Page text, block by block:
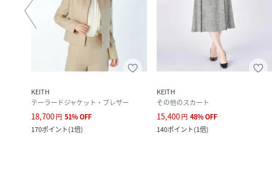
KEITH
テーラードジャケット・ブレザー
18,700円 51%OFF
170ポイント(1倍)
KEITH
その他のスカート
15,400円 48%OFF
140ポイント(1倍)